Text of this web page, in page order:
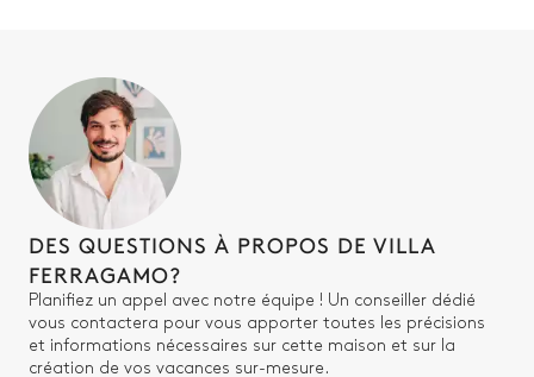
DES QUESTIONS À PROPOS DE VILLA
FERRAGAMO?
Planifiez un appel avec notre équipe ! Un conseiller dédié
vous contactera pour vous apporter toutes les précisions
et informations nécessaires sur cette maison et sur la
création de vos vacances sur-mesure.